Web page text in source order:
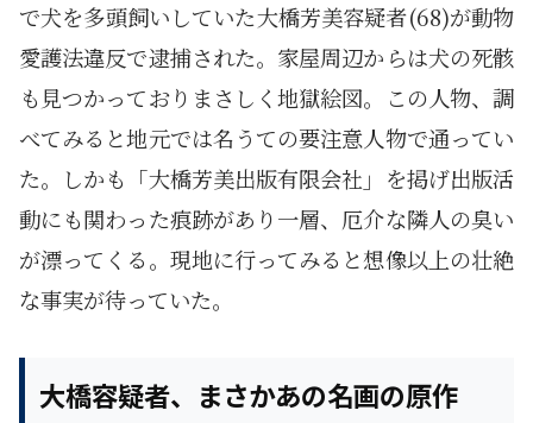
で犬を多頭飼いしていた大橋芳美容疑者(68)が動物
愛護法違反で逮捕された。家屋周辺からは犬の死骸
も見つかっておりまさしく地獄絵図。この人物、調
べてみると地元では名うての要注意人物で通ってい
た。しかも「大橋芳美出版有限会社」を掲げ出版活
動にも関わった痕跡があり一層、厄介な隣人の臭い
が漂ってくる。現地に行ってみると想像以上の壮絶
な事実が待っていた。
大橋容疑者、まさかあの名画の原作